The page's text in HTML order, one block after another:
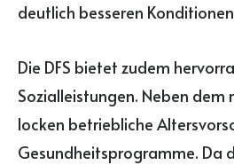
deutlich besseren
Die DFS bietet zudem
Sozialleistungen. Neben dem
locken betriebliche
Gesundheitsprogramme. Da